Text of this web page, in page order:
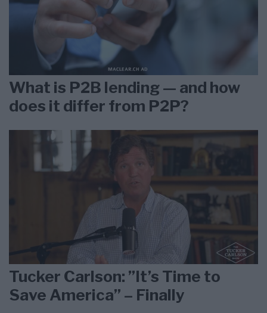
What is P2B lending — and how
does it differ from P2P?
Tucker Carlson: ”It’s Time to
Save America” – Finally